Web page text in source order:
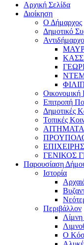
Αρχική Σελίδα
Διοίκηση
Ο Δήμαρχος
Δημοτικό
Οικονομική
Επιτροπή
Δημοτικές
Τοπικές
ΓΕΝΙΚΟΣ
Παρουσίαση
Ιστορία
Περιβάλλον
Λίμνη
Ο